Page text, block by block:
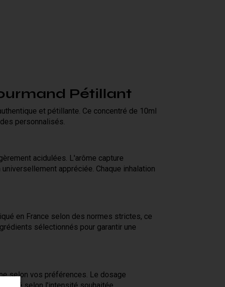
Pétillant
et pétillante. Ce concentré de 10ml
personnalisés.
acidulées. L'arôme capture
appréciée. Chaque inhalation
en France selon des normes strictes, ce
sélectionnés pour garantir une
selon vos préférences. Le dosage